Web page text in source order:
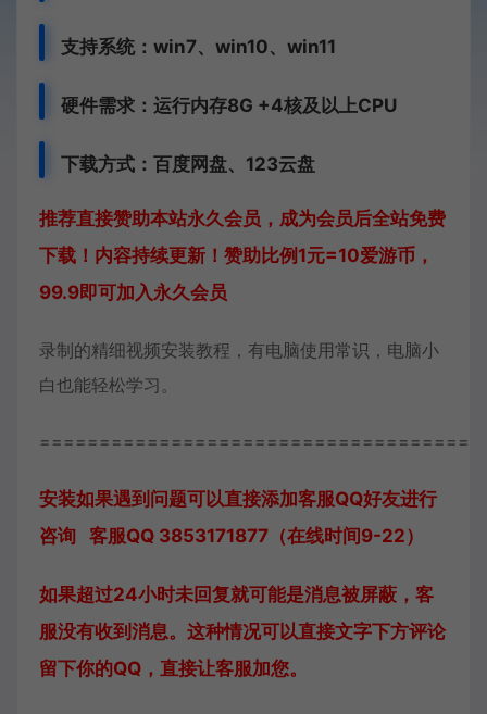
支持系统：win7、win10、win11
硬件需求：运行内存8G +4核及以上CPU
下载方式： 百度网盘、 123云盘
推荐直接赞助本站永久会员，成为会员后全站免费
下载！内容持续更新！赞助比例1元=10爱游币，
99.9即可加入永久会员
录制的精细视频安装教程，有电脑使用常识，电脑小
白也能轻松学习。
安装如果遇到问题可以直接添加客服QQ好友进行
咨询 客服QQ 3853171877（在线时间9-22）
如果超过24小时未回复就可能是消息被屏蔽，客
服没有收到消息。这种情况可以直接文字下方评论
留下你的QQ，直接让客服加您。